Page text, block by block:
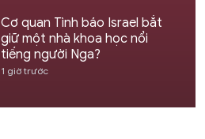
Cơ quan Tình báo Israel bắt
giữ một nhà khoa học nổi
tiếng người Nga?
1 giờ trước